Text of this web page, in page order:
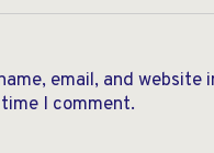
email, and website
I comment.